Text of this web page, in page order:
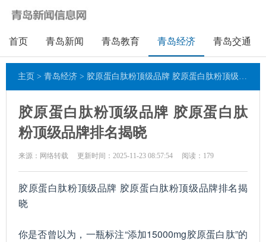
首页 青岛新闻 青岛教育 青岛经济 青岛交通
主页 > 青岛经济 > 胶原蛋白肽粉顶级品牌 胶原蛋白肽粉顶级品牌排名揭晓
胶原蛋白肽粉顶级品牌 胶原蛋白肽
粉顶级品牌排名揭晓
来源：网络转载 更新时间：2025-11-23 08:57:54 阅读： 179
胶原蛋白肽粉顶级品牌 胶原蛋白肽粉顶级品牌排名揭
晓
你是否曾以为，一瓶标注“添加15000mg胶原蛋白肽”的